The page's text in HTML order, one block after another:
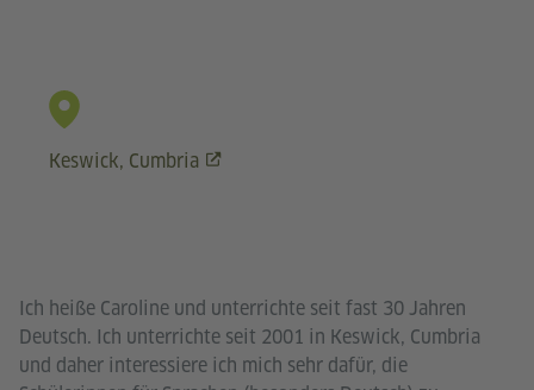
Keswick, Cumbria
Ich heiße Caroline und unterrichte seit fast 30 Jahren
Deutsch. Ich unterrichte seit 2001 in Keswick, Cumbria
und daher interessiere ich mich sehr dafür, die